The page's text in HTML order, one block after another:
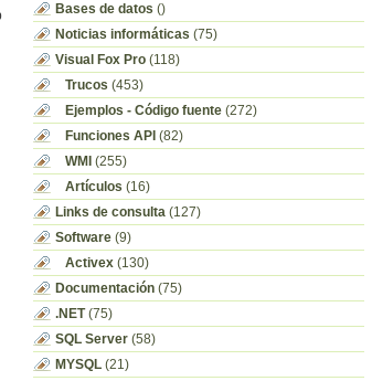
Bases de datos ()
Noticias informáticas (75)
Visual Fox Pro(118)
Trucos (453)
Ejemplos - Código fuente(272)
Funciones API (82)
WMI (255)
Artículos (16)
Links de consulta(127)
Software(9)
Activex(130)
Documentación(75)
.NET(75)
SQL Server(58)
MYSQL(21)